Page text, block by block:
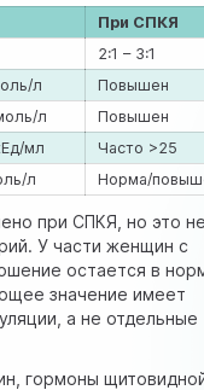
При СПКЯ
2:1 – 3:1
л
Повышен
л
Повышен
мл
Часто >25
л Норма/
при СПКЯ, но это
У части женщин с
остается в
значение имеет
а не отдельные
гормоны